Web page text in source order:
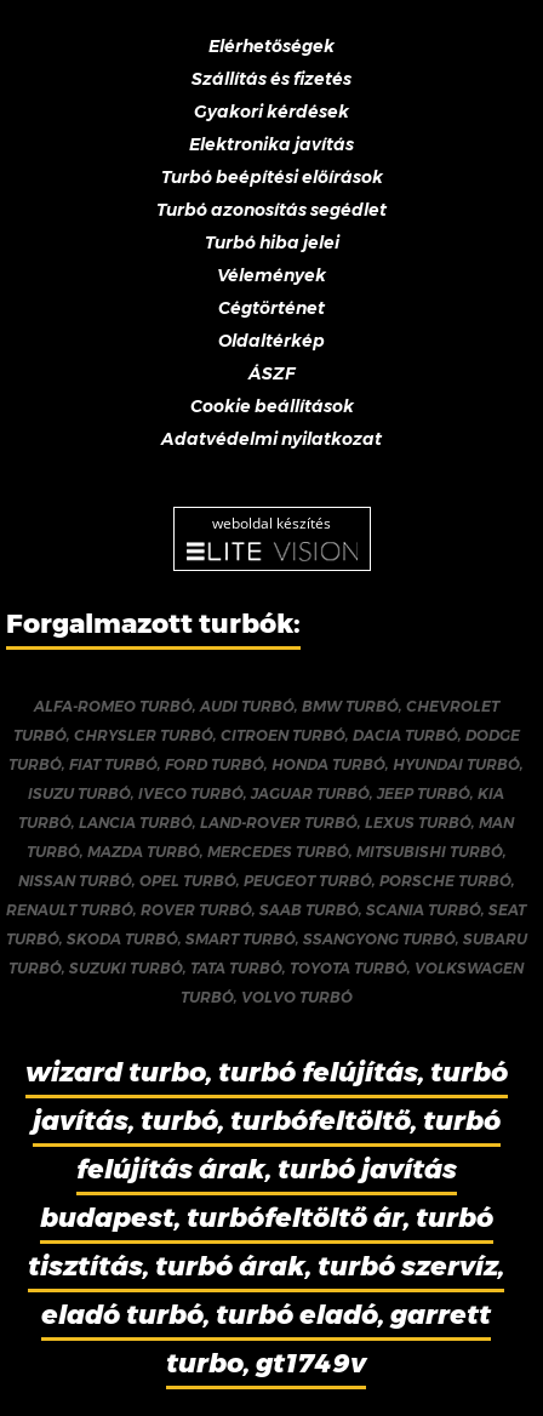
Elérhetőségek
Szállítás és fizetés
Gyakori kérdések
Elektronika javítás
Turbó beépítési előírások
Turbó azonosítás segédlet
Turbó hiba jelei
Vélemények
Cégtörténet
Oldaltérkép
ÁSZF
Cookie beállítások
Adatvédelmi nyilatkozat
weboldal készítés
Forgalmazott turbók:
ALFA-ROMEO TURBÓ,AUDI TURBÓ, BMW TURBÓ, CHEVROLET
TURBÓ, CHRYSLER TURBÓ, CITROEN TURBÓ, DACIA TURBÓ, DODGE
TURBÓ,FIAT TURBÓ,FORD TURBÓ, HONDA TURBÓ, HYUNDAI TURBÓ,
ISUZU TURBÓ,IVECO TURBÓ,JAGUAR TURBÓ,JEEP TURBÓ,KIA
TURBÓ,LANCIA TURBÓ,LAND-ROVER TURBÓ,LEXUS TURBÓ,MAN
TURBÓ, MAZDA TURBÓ, MERCEDES TURBÓ, MITSUBISHI TURBÓ,
NISSAN TURBÓ, OPEL TURBÓ, PEUGEOT TURBÓ, PORSCHE TURBÓ,
RENAULT TURBÓ,ROVER TURBÓ,SAAB TURBÓ,SCANIA TURBÓ,SEAT
TURBÓ, SKODA TURBÓ, SMART TURBÓ, SSANGYONG TURBÓ, SUBARU
TURBÓ,SUZUKI TURBÓ, TATA TURBÓ, TOYOTA TURBÓ, VOLKSWAGEN
TURBÓ, VOLVO TURBÓ
wizard turbo, turbó felújítás, turbó
javítás, turbó, turbófeltöltő, turbó
felújítás árak, turbó javítás
budapest, turbófeltöltő ár, turbó
tisztítás, turbó árak, turbó szervíz,
eladó turbó, turbó eladó, garrett
turbo, gt1749v